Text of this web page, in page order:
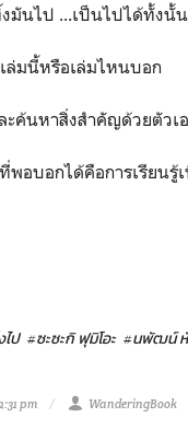
มันไป ...เป็นไปได้ทั้งนั้น
ล่มนี้หรือเล่มไหนบอก
ะค้นหาสิ่งสำคัญด้วยตัวเ
พอบอกได้คือการเรียนรู้
ไป #ซะซะกิ ฟุมิโอะ #นพัฒน์ หั
pm WanderingBook